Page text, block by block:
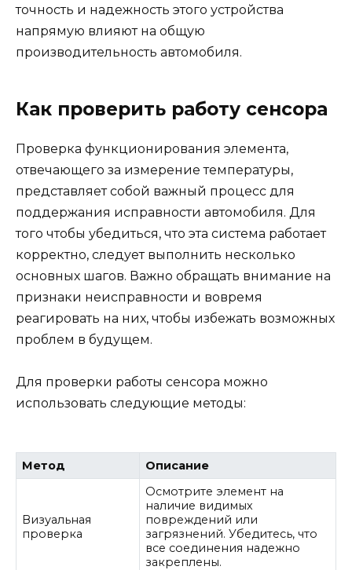
точность и надежность этого устройства
напрямую влияют на общую
производительность автомобиля.
Как проверить работу сенсора
Проверка функционирования элемента,
отвечающего за измерение температуры,
представляет собой важный процесс для
поддержания исправности автомобиля. Для
того чтобы убедиться, что эта система работает
корректно, следует выполнить несколько
основных шагов. Важно обращать внимание на
признаки неисправности и вовремя
реагировать на них, чтобы избежать возможных
проблем в будущем.
Для проверки работы сенсора можно
использовать следующие методы:
Метод Описание
Визуальная
проверка
Осмотрите элемент на
наличие видимых
повреждений или
загрязнений. Убедитесь, что
все соединения надежно
закреплены.